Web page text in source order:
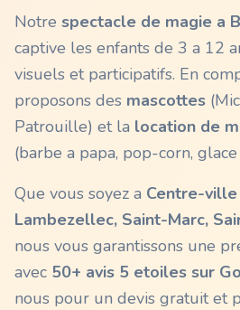
Notre spectacle de magie a
captive les enfants de 3 a 12
visuels et participatifs. En
proposons des mascottes
Patrouille) et la location de
(barbe a papa, pop-corn,
Que vous soyez a Centre-
Lambezellec, Saint-Marc,
nous vous garantissons une
avec 50+ avis 5 etoiles sur
nous pour un devis gratuit et